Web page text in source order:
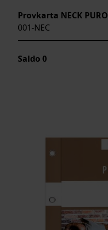
Provkarta NECK PURO
001-NEC
Saldo 0